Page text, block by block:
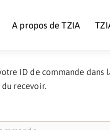
A propos de TZIA
ID de commande
recevoir.